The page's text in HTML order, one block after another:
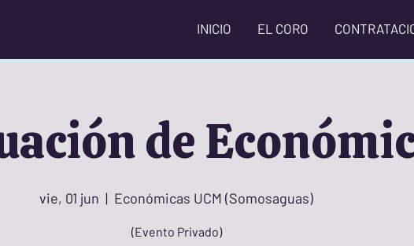
INICIO EL CORO
de
vie, 01 jun
  |
Económicas UCM (Somosaguas)
(Evento Privado)